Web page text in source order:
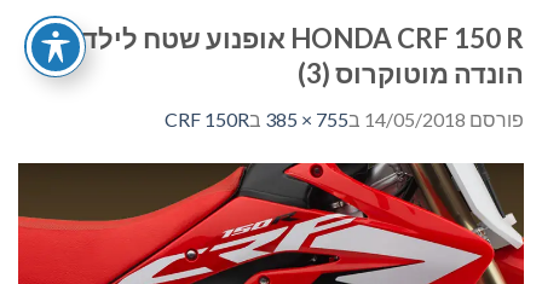
HONDA CRF 150 R אופנוע שטח לילדים
הונדה מוטוקרוס (3)
פורסם 14/05/2018 ב755 × 385 בCRF 150R